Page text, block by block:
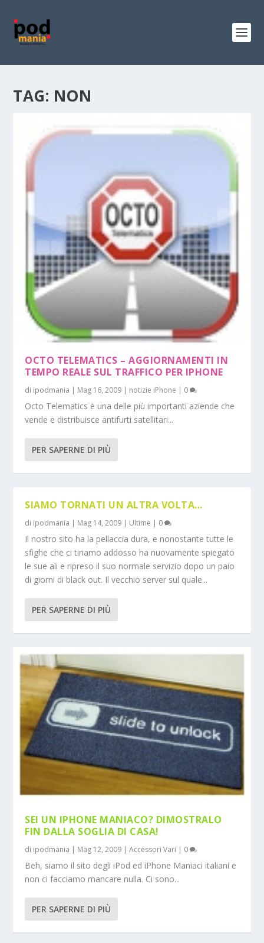
TAG: NON
OCTO TELEMATICS – AGGIORNAMENTI IN
TEMPO REALE SUL TRAFFICO PER IPHONE
di ipodmania | Mag 16, 2009 | notizie iPhone | 0
Octo Telematics è una delle più importanti aziende che
vende e distribuisce antifurti satellitari...
PER SAPERNE DI PIÙ
SIAMO TORNATI UN ALTRA VOLTA…
di ipodmania | Mag 14, 2009 | Ultime | 0
Il nostro sito ha la pellaccia dura, e nonostante tutte le
sfighe che ci tiriamo addosso ha nuovamente spiegato
le sue ali e ripreso il suo normale servizio dopo un paio
di giorni di black out. Il vecchio server sul quale...
PER SAPERNE DI PIÙ
SEI UN IPHONE MANIACO? DIMOSTRALO
FIN DALLA SOGLIA DI CASA!
di ipodmania | Mag 12, 2009 |Accessori Vari | 0
Beh, siamo il sito degli iPod ed iPhone Maniaci italiani e
non ci facciamo mancare nulla. Ci sono...
PER SAPERNE DI PIÙ